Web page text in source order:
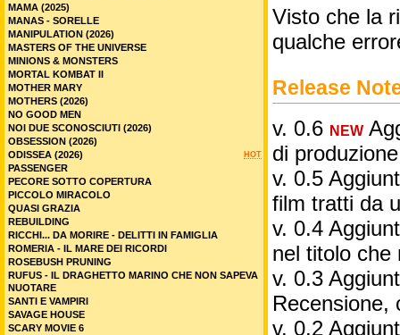
Visto che la
qualche
Release
v. 0.6 NEW
di
v. 0.5
film tratti da
v. 0.4
nel titolo che
v. 0.3
Recensione,
v. 0.2
MAMA (2025)
MANAS - SORELLE
MANIPULATION (2026)
MASTERS OF THE UNIVERSE
MINIONS & MONSTERS
MORTAL KOMBAT II
MOTHER MARY
MOTHERS (2026)
NO GOOD MEN
NOI DUE SCONOSCIUTI (2026)
OBSESSION (2026)
HOT
ODISSEA (2026)
PASSENGER
PECORE SOTTO COPERTURA
PICCOLO MIRACOLO
QUASI GRAZIA
REBUILDING
RICCHI... DA MORIRE - DELITTI IN FAMIGLIA
ROMERIA - IL MARE DEI RICORDI
ROSEBUSH PRUNING
RUFUS - IL DRAGHETTO MARINO CHE NON SAPEVA
NUOTARE
SANTI E VAMPIRI
SAVAGE HOUSE
SCARY MOVIE 6